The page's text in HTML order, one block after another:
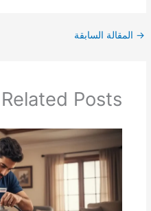
→ المقالة السابقة
Related Posts